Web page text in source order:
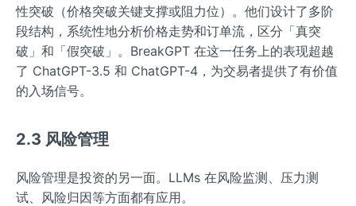
性突破（价格突破关键支撑或阻力位）。他们设计了多阶
段结构，系统性地分析价格走势和订单流，区分「真突
破」和「假突破」。BreakGPT 在这一任务上的表现超越
了 ChatGPT-3.5 和 ChatGPT-4，为交易者提供了有价值
的入场信号。
2.3 风险管理
风险管理是投资的另一面。LLMs 在风险监测、压力测
试、风险归因等方面都有应用。